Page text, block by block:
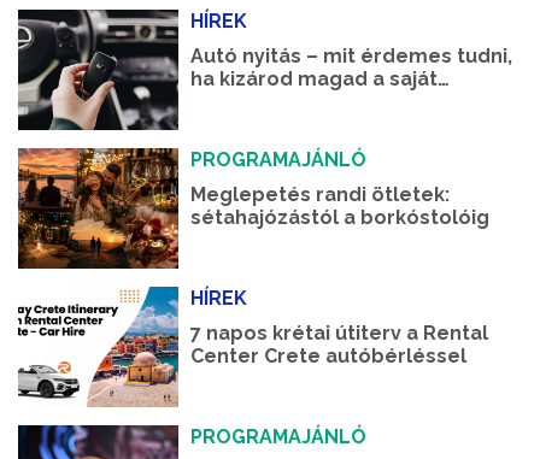
HÍREK
Autó nyitás – mit érdemes tudni,
ha kizárod magad a saját
PROGRAMAJÁNLÓ
Meglepetés randi ötletek:
sétahajózástól a borkóstolóig
HÍREK
7 napos krétai útiterv a Rental
Center Crete autóbérléssel
PROGRAMAJÁNLÓ